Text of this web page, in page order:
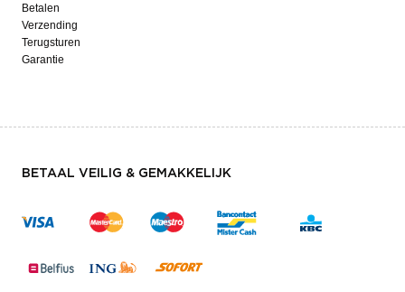
Betalen
Verzending
Terugsturen
Garantie
BETAAL VEILIG & GEMAKKELIJK